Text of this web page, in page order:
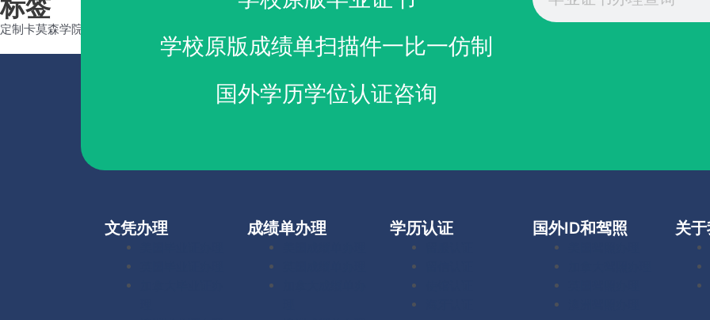
标签
定制卡莫森学院成绩单
学校原版成绩单扫描件一比一仿制
国外学历学位认证咨询
文凭办理 成绩单办理 学历认证 国外ID和驾照 关